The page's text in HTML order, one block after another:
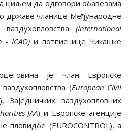
циљем да одговори обавезама
државе чланице Међународне
ваздухопловства (International
- ICAO) и потписнице Чикашке
је члан Европске
(European Civil
Заједничких ваздухопловних
JAA) и Европске агенције
пловидбе (EUROCONTROL), а